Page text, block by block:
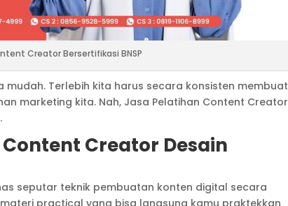
Creator Bersertifikasi BNSP
Terlebih kita harus secara konsisten membuat
marketing kita. Nah, Jasa Pelatihan Content
Creator Desain
seputar teknik pembuatan konten digital secara